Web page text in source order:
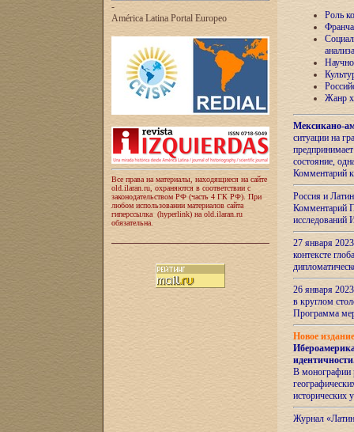
-
América Latina Portal Europeo
Все права на материалы, находящиеся на сайте
old.ilaran.ru, охраняются в соответствии с
законодательством РФ (часть 4 ГК РФ). При
любом использовании материалов сайта
гиперссылка (hyperlink) на old.ilaran.ru
обязательна.
Роль
анализа
Жанр
Мексикано-
ситуации на
состояние,
Комментарий
Россия и
Комментарий
27 января
контексте
26 января
в круглом
Программа
Новое
идентичности
В монографии
исторических
Журнал